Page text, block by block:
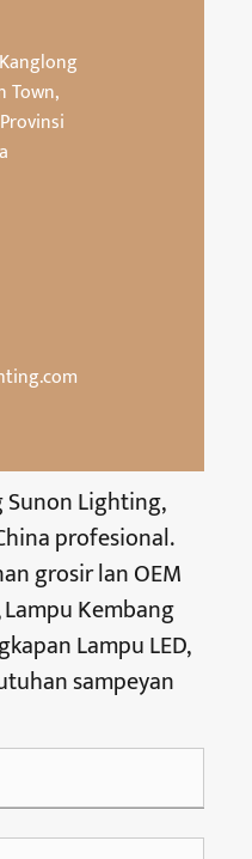
Town,
Lighting,
profesional.
grosir lan OEM
Kembang
Lampu LED,
sampeyan